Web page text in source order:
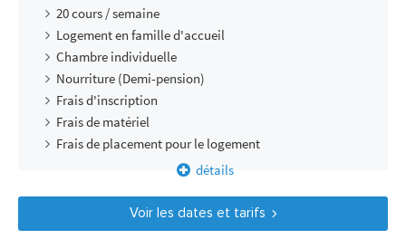
20 cours / semaine
Logement en famille d'accueil
Chambre individuelle
Nourriture (Demi-pension)
Frais d'inscription
Frais de matériel
Frais de placement pour le logement
détails
Voir les dates et tarifs